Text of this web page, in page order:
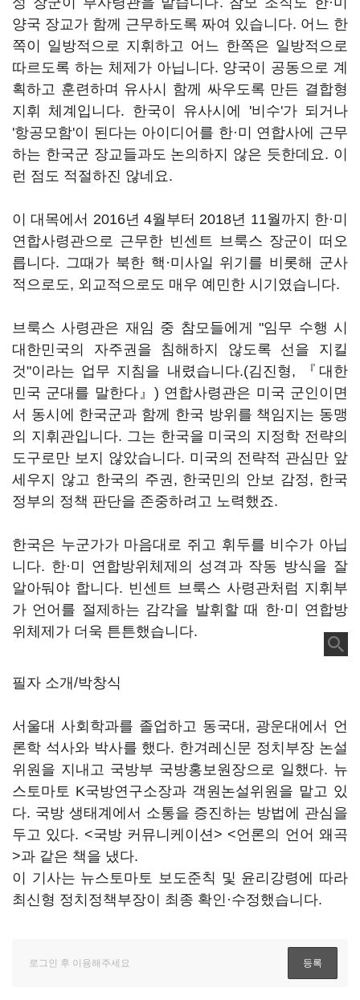
양국 장교가 함께 근무하도록 짜여 있습니다. 어느 한
쪽이 일방적으로 지휘하고 어느 한쪽은 일방적으로
따르도록 하는 체제가 아닙니다. 양국이 공동으로 계
획하고 훈련하며 유사시 함께 싸우도록 만든 결합형
지휘 체계입니다. 한국이 유사시에 '비수'가 되거나
'항공모함'이 된다는 아이디어를 한·미 연합사에 근무
하는 한국군 장교들과도 논의하지 않은 듯한데요. 이
런 점도 적절하진 않네요.
이 대목에서 2016년 4월부터 2018년 11월까지 한·미
연합사령관으로 근무한 빈센트 브룩스 장군이 떠오
릅니다. 그때가 북한 핵·미사일 위기를 비롯해 군사
적으로도, 외교적으로도 매우 예민한 시기였습니다.
브룩스 사령관은 재임 중 참모들에게 "임무 수행 시
대한민국의 자주권을 침해하지 않도록 선을 지킬
것"이라는 업무 지침을 내렸습니다.(김진형, 『대한
민국 군대를 말한다』) 연합사령관은 미국 군인이면
서 동시에 한국군과 함께 한국 방위를 책임지는 동맹
의 지휘관입니다. 그는 한국을 미국의 지정학 전략의
도구로만 보지 않았습니다. 미국의 전략적 관심만 앞
세우지 않고 한국의 주권, 한국민의 안보 감정, 한국
정부의 정책 판단을 존중하려고 노력했죠.
한국은 누군가가 마음대로 쥐고 휘두를 비수가 아닙
니다. 한·미 연합방위체제의 성격과 작동 방식을 잘
알아둬야 합니다. 빈센트 브룩스 사령관처럼 지휘부
가 언어를 절제하는 감각을 발휘할 때 한·미 연합방
위체제가 더욱 튼튼했습니다.
필자 소개/박창식
서울대 사회학과를 졸업하고 동국대, 광운대에서 언
론학 석사와 박사를 했다. 한겨레신문 정치부장 논설
위원을 지내고 국방부 국방홍보원장으로 일했다. 뉴
스토마토 K국방연구소장과 객원논설위원을 맡고 있
다. 국방 생태계에서 소통을 증진하는 방법에 관심을
두고 있다. <국방 커뮤니케이션> <언론의 언어 왜곡
>과 같은 책을 냈다.
이 기사는 뉴스토마토 보도준칙 및 윤리강령에 따라
최신형 정치정책부장이 최종 확인·수정했습니다.